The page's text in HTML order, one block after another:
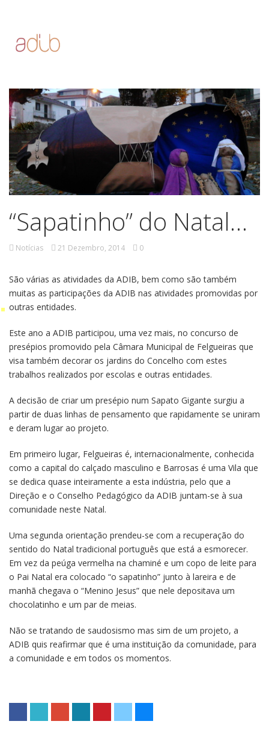
“Sapatinho” do Natal…
Notícias 21 Dezembro, 2014 0
São várias as atividades da ADIB, bem como são também
muitas as participações da ADIB nas atividades promovidas por
outras entidades.
Este ano a ADIB participou, uma vez mais, no concurso de
presépios promovido pela Câmara Municipal de Felgueiras que
visa também decorar os jardins do Concelho com estes
trabalhos realizados por escolas e outras entidades.
A decisão de criar um presépio num Sapato Gigante surgiu a
partir de duas linhas de pensamento que rapidamente se uniram
e deram lugar ao projeto.
Em primeiro lugar, Felgueiras é, internacionalmente, conhecida
como a capital do calçado masculino e Barrosas é uma Vila que
se dedica quase inteiramente a esta indústria, pelo que a
Direção e o Conselho Pedagógico da ADIB juntam-se à sua
comunidade neste Natal.
Uma segunda orientação prendeu-se com a recuperação do
sentido do Natal tradicional português que está a esmorecer.
Em vez da peúga vermelha na chaminé e um copo de leite para
o Pai Natal era colocado “o sapatinho” junto à lareira e de
manhã chegava o “Menino Jesus” que nele depositava um
chocolatinho e um par de meias.
Não se tratando de saudosismo mas sim de um projeto, a
ADIB quis reafirmar que é uma instituição da comunidade, para
a comunidade e em todos os momentos.